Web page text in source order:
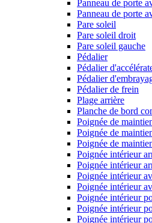
Panneau de porte
Panneau de porte
Pare soleil
Pare soleil droit
Pare soleil gauche
Pédalier
Pédalier
Pédalier
Pédalier de frein
Plage arrière
Planche de bord
Poignée de
Poignée de
Poignée de
Poignée intérieur
Poignée intérieur
Poignée intérieur
Poignée intérieur
Poignée intérieur
Poignée intérieur
Poignée intérieur